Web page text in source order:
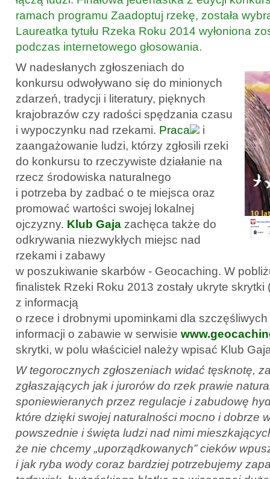
ramach programu Zaadoptuj rzekę, została
Laureatka tytułu Rzeka Roku 2014 wyłoniona
podczas internetowego głosowania.
W nadesłanych zgłoszeniach do
konkursu odwoływano się do minionych
zdarzeń, tradycji i literatury, pięknych
krajobrazów czy radości spędzania czasu
i wypoczynku nad rzekami. Praca
i
zaangażowanie ludzi, którzy zgłosili rzeki
do konkursu to rzeczywiste działanie na
rzecz środowiska naturalnego
i potrzeba by zadbać o te miejsca oraz
promować wartości swojej lokalnej
ojczyzny. Klub Gaja zachęca także do
odkrywania niezwykłych miejsc nad
rzekami i zabawy
w poszukiwanie skarbów - Geocaching. W
finalistek Rzeki Roku 2013 zostały ukryte
z informacją
o rzece i drobnymi upominkami dla
informacji o zabawie w serwisie
skrytki, w polu właściciel należy wpisać Klub
W tegorocznych zgłoszeniach widać tęsknotę,
zgłaszających jak i jurorów do rzek prawie
sponiewieranych przez regulacje i zabudowę
które dzięki swojej naturalności mocno i dobrze
powszednie i święta ludzi nad nimi
że nie chcemy „uporządkowanych” cieków
i jak ryba wody coraz bardziej potrzebujemy